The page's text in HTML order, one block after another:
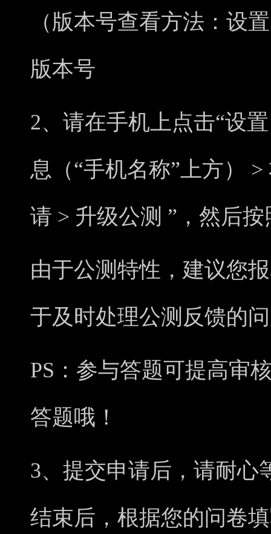
（版本号查看方法：设
版本号
2、请在手机上点击“设
息（“手机名称”上方）
请 > 升级公测 ”，然后
由于公测特性，建议您
于及时处理公测反馈的
PS：参与答题可提高审
答题哦！
3、提交申请后，请耐心
结束后，根据您的问卷